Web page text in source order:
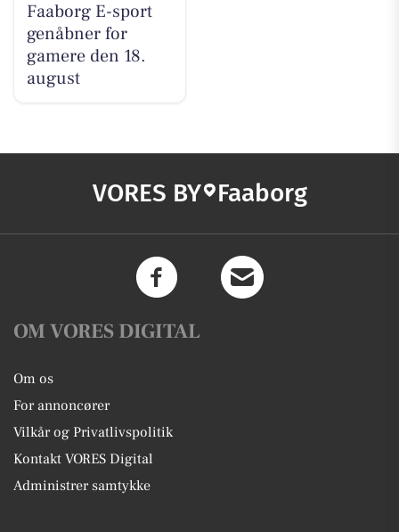
Faaborg E-sport
genåbner for
gamere den 18.
august
VORES BY Faaborg
OM VORES DIGITAL
Om os
For annoncører
Vilkår og Privatlivspolitik
Kontakt VORES Digital
Administrer samtykke